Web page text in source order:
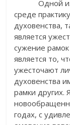
Одной
среде
духовенства,
является
сужение
является то,
ужесточают
духовенства
рамки других.
годах, с